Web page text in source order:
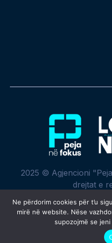
2025 © Agjencioni
drejtat e
Krijuar me ♥
Ne përdorim cookies për t’u
mirë në website. Nëse
supozojmë se